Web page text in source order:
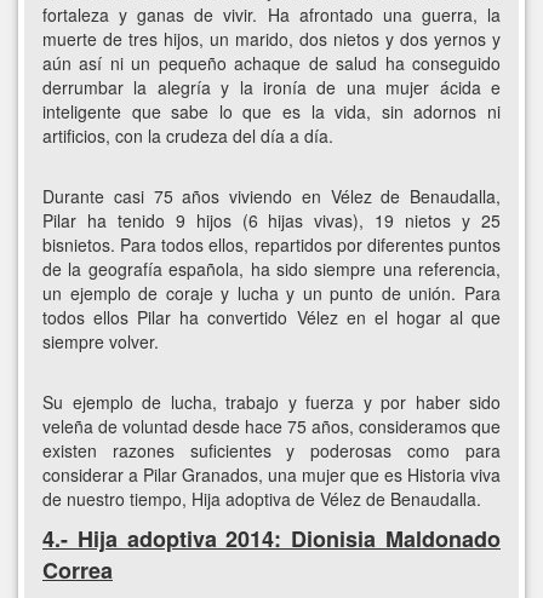
fortaleza y ganas de vivir. Ha afrontado una guerra, la
muerte de tres hijos, un marido, dos nietos y dos yernos y
aún así ni un pequeño achaque de salud ha conseguido
derrumbar la alegría y la ironía de una mujer ácida e
inteligente que sabe lo que es la vida, sin adornos ni
artificios, con la crudeza del día a día.
Durante casi 75 años viviendo en Vélez de Benaudalla,
Pilar ha tenido 9 hijos (6 hijas vivas), 19 nietos y 25
bisnietos. Para todos ellos, repartidos por diferentes puntos
de la geografía española, ha sido siempre una referencia,
un ejemplo de coraje y lucha y un punto de unión. Para
todos ellos Pilar ha convertido Vélez en el hogar al que
siempre volver.
Su ejemplo de lucha, trabajo y fuerza y por haber sido
veleña de voluntad desde hace 75 años, consideramos que
existen razones suficientes y poderosas como para
considerar a Pilar Granados, una mujer que es Historia viva
de nuestro tiempo, Hija adoptiva de Vélez de Benaudalla.
4.- Hija adoptiva 2014: Dionisia Maldonado
Correa